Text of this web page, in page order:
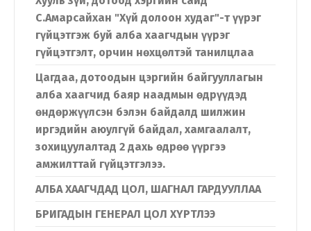
С.Амарсайхан "Хүй долоон худаг"-т үүрэг
гүйцэтгэж буй алба хаагчдын үүрэг
гүйцэтгэлт, орчин нөхцөлтэй танилцлаа
Цагдаа, дотоодын цэргийн байгууллагын
алба хаагчид баяр наадмын өдрүүдэд
өндөржүүлсэн бэлэн байдалд шилжин
иргэдийн аюулгүй байдал, хамгаалалт,
зохицуулалтад 2 дахь өдрөө үүргээ
амжилттай гүйцэтгэлээ.
АЛБА ХААГЧДАД ЦОЛ, ШАГНАЛ ГАРДУУЛЛАА
БРИГАДЫН ГЕНЕРАЛ ЦОЛ ХҮРТЛЭЭ
Хэл солих